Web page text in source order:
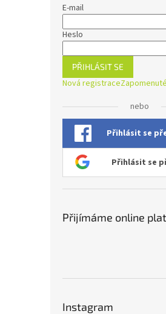
E-mail
Heslo
PŘIHLÁSIT SE
Nová registrace
nebo
Přihlásit se
Přihlásit se
Přijímáme online
Instagram